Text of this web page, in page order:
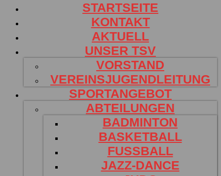
STARTSEITE
KONTAKT
AKTUELL
UNSER TSV
VORSTAND
VEREINSJUGENDLEITUNG
SPORTANGEBOT
ABTEILUNGEN
BADMINTON
BASKETBALL
FUSSBALL
JAZZ-DANCE